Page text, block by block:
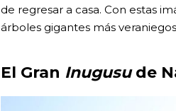
de regresar a casa. Con estas
árboles gigantes más
El Gran Inugusude